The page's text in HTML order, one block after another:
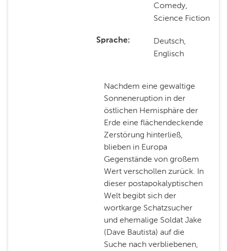
Comedy,
Science Fiction
Sprache
Deutsch,
Englisch
Nachdem eine gewaltige
Sonneneruption in der
östlichen Hemisphäre der
Erde eine flächendeckende
Zerstörung hinterließ,
blieben in Europa
Gegenstände von großem
Wert verschollen zurück. In
dieser postapokalyptischen
Welt begibt sich der
wortkarge Schatzsucher
und ehemalige Soldat Jake
(Dave Bautista) auf die
Suche nach verbliebenen,